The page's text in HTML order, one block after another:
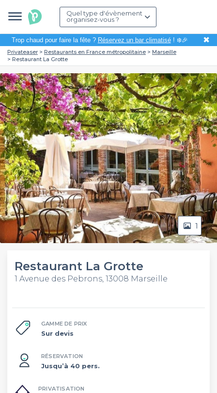
Quel type d'évènement
organisez-vous ?
Trop chaud pour faire la fête ? Réservez un bar climatisé! ❄️🎉 ✖
Privateaser Restaurants en France métropolitaine
Marseille
Restaurant La Grotte
1
Restaurant La Grotte
1 Avenue des Pebrons, 13008 Marseille
GAMME DE PRIX
Sur devis
RÉSERVATION
Jusqu’à 40 pers.
PRIVATISATION